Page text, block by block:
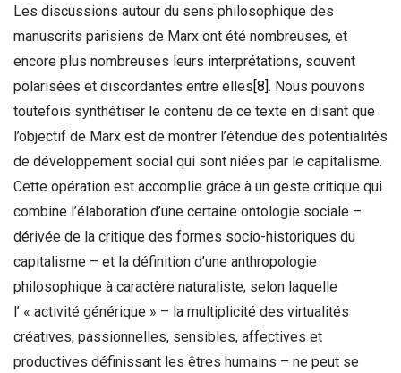
Les discussions autour du sens philosophique des
manuscrits parisiens de Marx ont été nombreuses, et
encore plus nombreuses leurs interprétations, souvent
polarisées et discordantes entre elles [8] . Nous pouvons
toutefois synthétiser le contenu de ce texte en disant que
l’objectif de Marx est de montrer l’étendue des potentialités
de développement social qui sont niées par le capitalisme.
Cette opération est accomplie grâce à un geste critique qui
combine l’élaboration d’une certaine ontologie sociale –
dérivée de la critique des formes socio-historiques du
capitalisme – et la définition d’une anthropologie
philosophique à caractère naturaliste, selon laquelle
l’ « activité générique » – la multiplicité des virtualités
créatives, passionnelles, sensibles, affectives et
productives définissant les êtres humains – ne peut se